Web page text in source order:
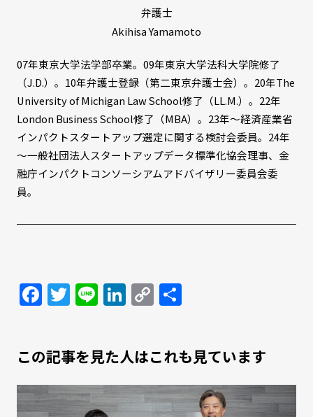
弁護士
Akihisa Yamamoto
07年東京大学法学部卒業。09年東京大学法科大学院修了
（J.D.）。10年弁護士登録（第二東京弁護士会）。20年The
University of Michigan Law School修了（LL.M.）。22年
London Business School修了（MBA）。23年～経済産業省
インパクトスタートアップ選定に関する検討会委員。24年
～一般社団法人スタートアップデータ標準化協会理事、金
融庁インパクトコンソーシアムアドバイザリー委員会委
員。
Facebook
Twitter
LineLinkedIn
Copy
共
この記事を見た人はこれも見ています